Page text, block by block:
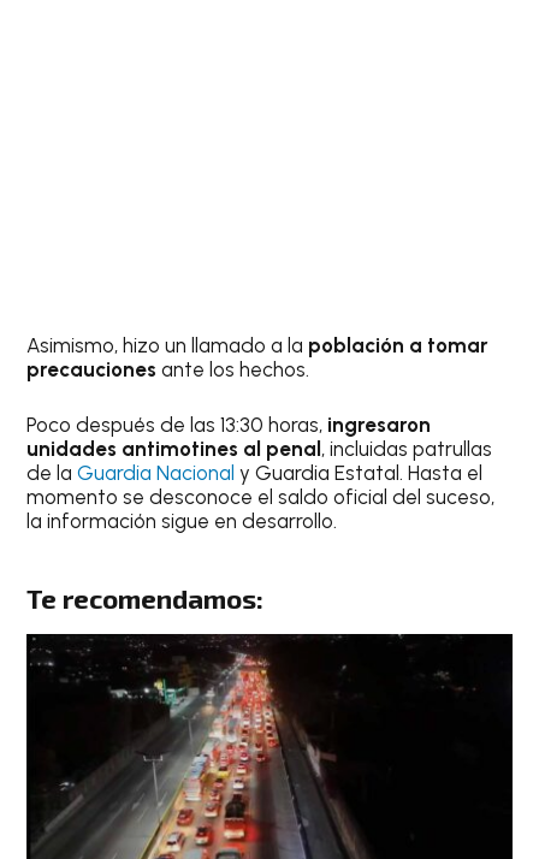
Asimismo, hizo un llamado a la población a tomar
precauciones ante los hechos.
Poco después de las 13:30 horas, ingresaron
unidades antimotines al penal, incluidas patrullas
de laGuardia Nacional y Guardia Estatal. Hasta el
momento se desconoce el saldo oficial del suceso,
la información sigue en desarrollo.
Te recomendamos: